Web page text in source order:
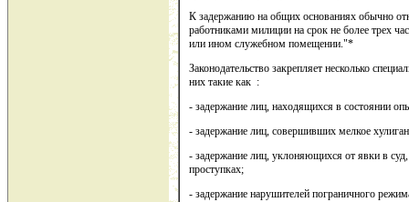
К задержанию на общих основаниях обычно
работниками милиции на срок не более трех
или ином служебном помещении."*
Законодательство закрепляет несколько
них такие как :
- задержание лиц, находящихся в состоянии
- задержание лиц, совершивших мелкое
- задержание лиц, уклоняющихся от явки в
проступках;
- задержание нарушителей пограничного